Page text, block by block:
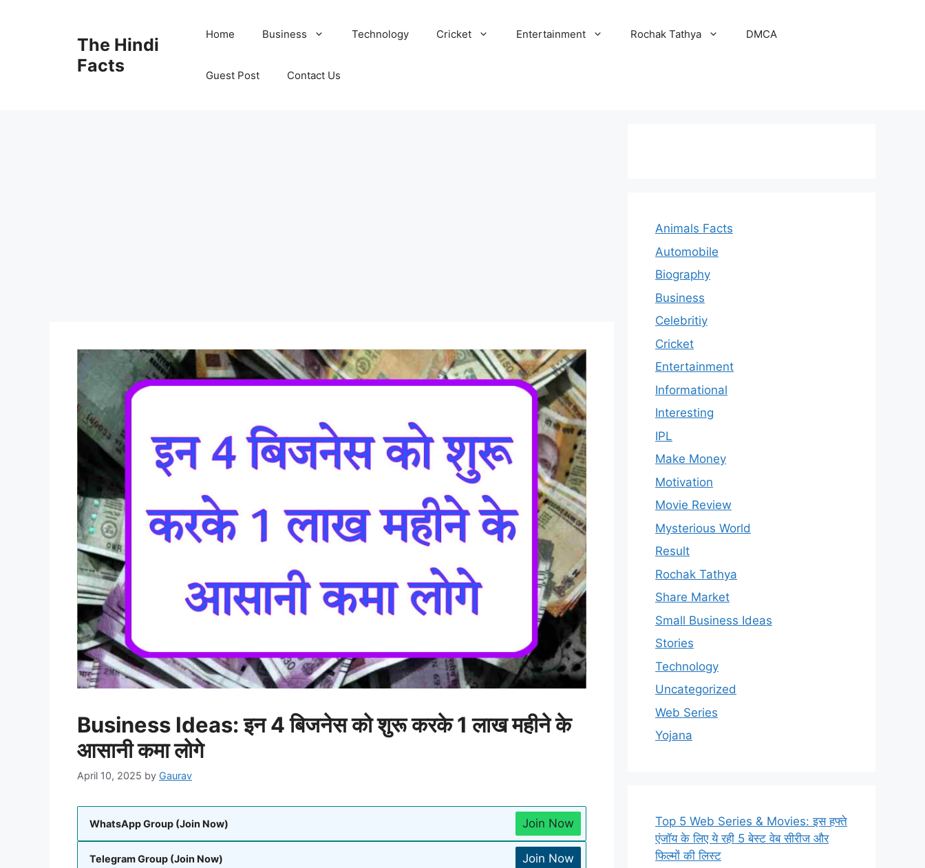
The Hindi
Facts
Home Business Technology Cricket Entertainment Rochak Tathya DMCA
Guest Post Contact Us
Business Ideas: इन 4 बिजनेस को शुरू करके 1 लाख महीने के
आसानी कमा लोगे
April 10, 2025 by Gaurav
WhatsApp Group (Join Now) Join Now
Telegram Group (Join Now) Join Now
Animals Facts
Automobile
Biography
Business
Celebritiy
Cricket
Entertainment
Informational
Interesting
IPL
Make Money
Motivation
Movie Review
Mysterious World
Result
Rochak Tathya
Share Market
Small Business Ideas
Stories
Technology
Uncategorized
Web Series
Yojana
Top 5 Web Series & Movies: इस हफ्ते
एंजॉय के लिए ये रही 5 बेस्ट वेब सीरीज और
फिल्मों की लिस्ट